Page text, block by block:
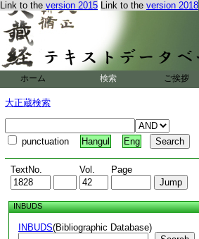
Link to the version 2015 Link to the version 2018
ホーム 検索 ご挨拶
大正蔵検索
punctuation Hangul Eng
TextNo. Vol. Page
INBUDS
INBUDS(Bibliographic Database)